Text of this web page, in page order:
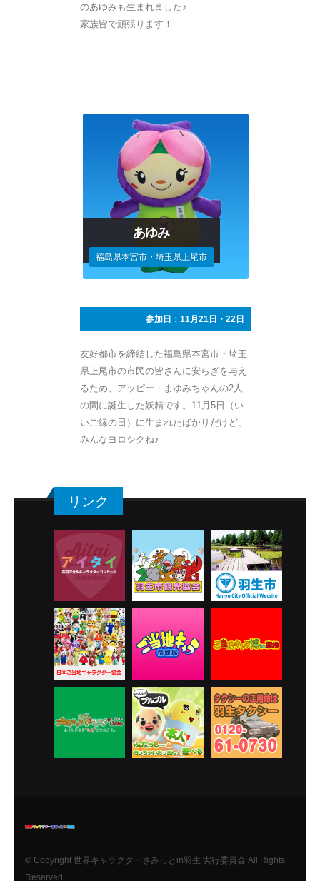
のあゆみも生まれました♪
家族皆で頑張ります！
あゆみ
福島県本宮市・埼玉県上尾市
参加日：11月21日・22日
友好都市を締結した福島県本宮市・埼玉
県上尾市の市民の皆さんに安らぎを与え
るため、アッピー・まゆみちゃんの2人
の間に誕生した妖精です。11月5日（い
いご縁の日）に生まれたばかりだけど、
みんなヨロシクね♪
リンク
© Copyright 世界キャラクターさみっとin羽生 実行委員会 All Rights
Reserved.